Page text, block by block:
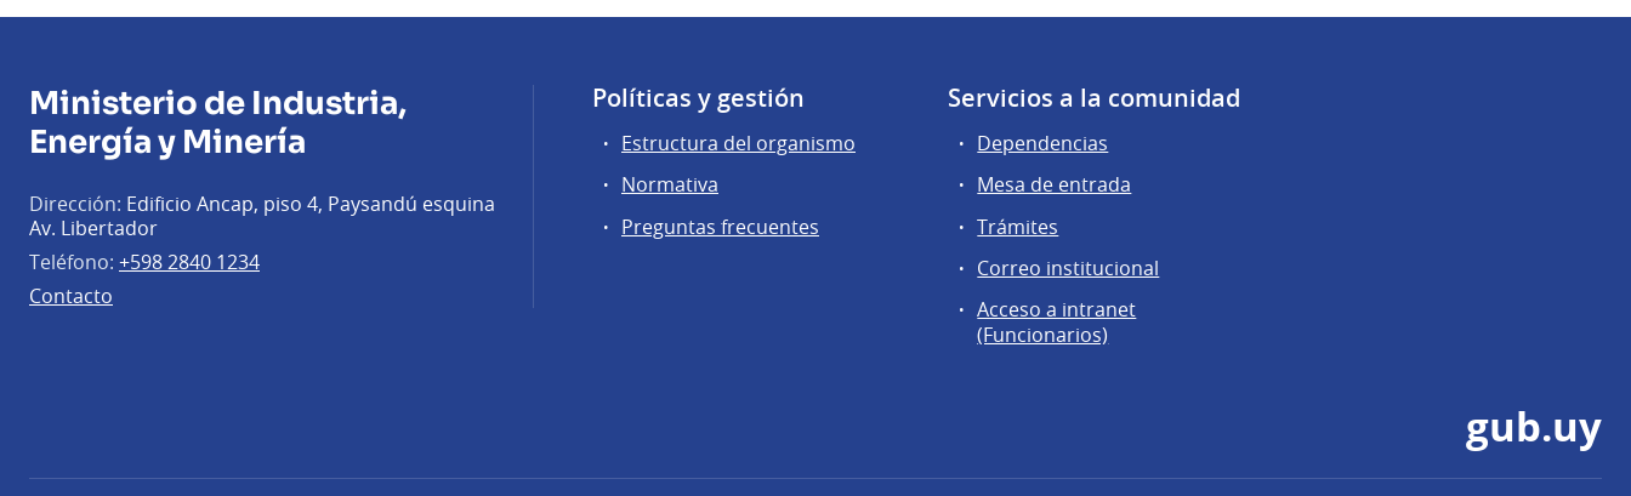
considerado
en
emisiones
de
gases
de
efecto
Ministerio de Industria,
Energía y Minería
Dirección: Edificio Ancap, piso 4, Paysandú esquina
Av. Libertador
Teléfono: +598 2840 1234
Contacto
Políticas y gestión
Estructura del organismo
Normativa
Preguntas frecuentes
Servicios a la comunidad
Dependencias
Mesa de entrada
Trámites
Correo institucional
Acceso a intranet
(Funcionarios)
gub.uy